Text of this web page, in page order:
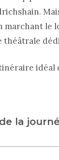
marchant le
théâtrale
idéal
la